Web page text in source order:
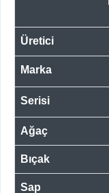
Üretici
Marka
Serisi
Ağaç
Bıçak
Sap